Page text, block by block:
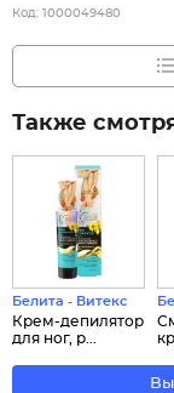
Код: 1000049480
Также
Белита - Витекс
Крем-депилятор
для ног, р...